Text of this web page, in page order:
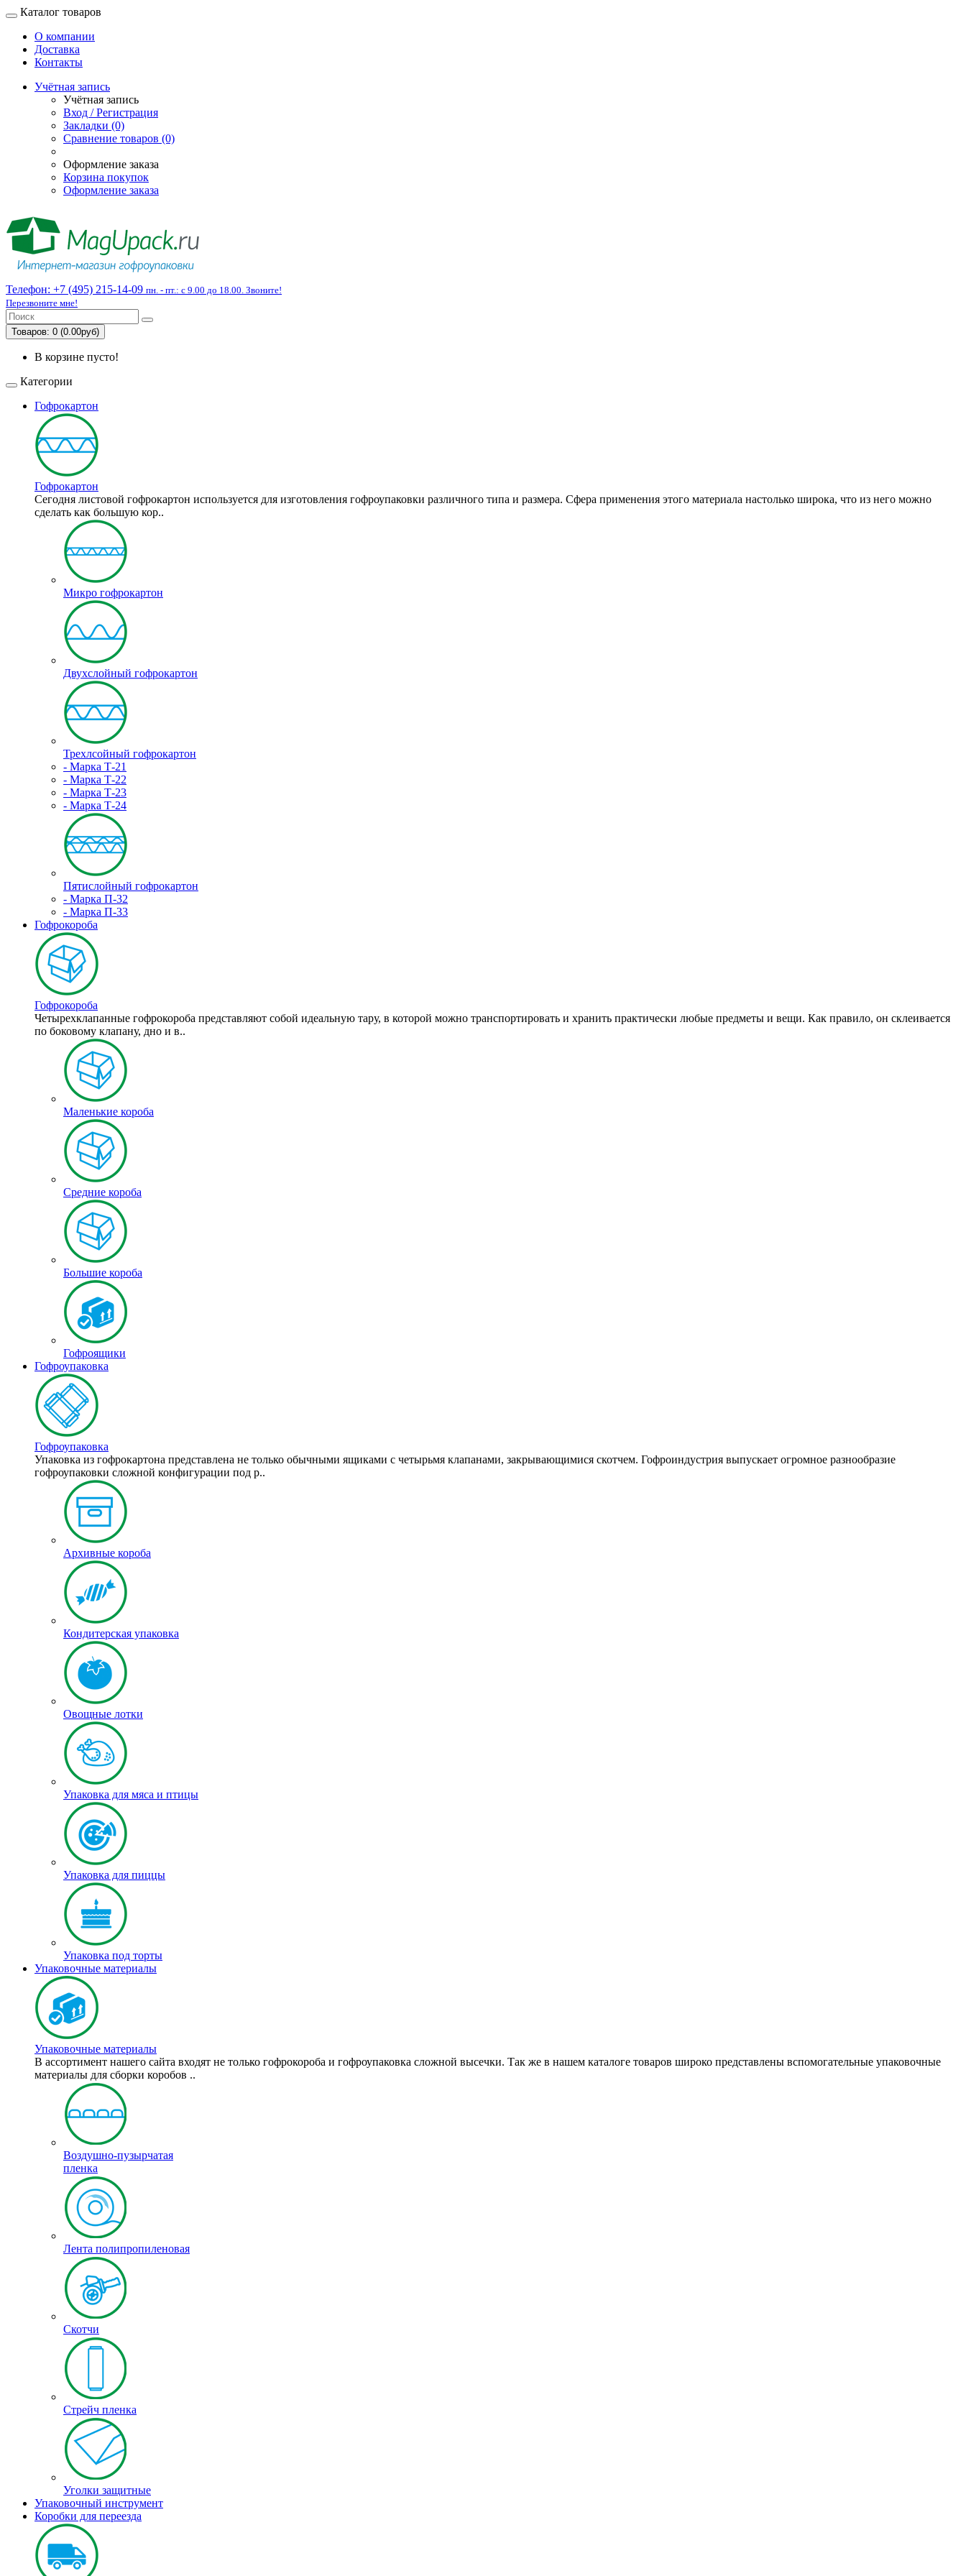
Каталог товаров
О компании
Доставка
Контакты
Учётная запись
Учётная запись
Вход / Регистрация
Закладки (0)
Сравнение товаров (0)
Оформление заказа
Корзина покупок
Оформление заказа
Телефон: +7 (495) 215-14-09 пн. - пт.: с 9.00 до 18.00. Звоните!
Перезвоните мне!
Товаров: 0 (0.00руб)
В корзине пусто!
Категории
Гофрокартон
Гофрокартон
Сегодня листовой гофрокартон используется для изготовления гофроупаковки различного типа и размера. Сфера применения этого материала настолько широка, что из него можно
сделать как большую кор..
Микро гофрокартон
Двухслойный гофрокартон
Трехлсойный гофрокартон
- Марка Т-21
- Марка Т-22
- Марка Т-23
- Марка Т-24
Пятислойный гофрокартон
- Марка П-32
- Марка П-33
Гофрокороба
Гофрокороба
Четырехклапанные гофрокороба представляют собой идеальную тару, в которой можно транспортировать и хранить практически любые предметы и вещи. Как правило, он склеивается
по боковому клапану, дно и в..
Маленькие короба
Средние короба
Большие короба
Гофроящики
Гофроупаковка
Гофроупаковка
Упаковка из гофрокартона представлена не только обычными ящиками с четырьмя клапанами, закрывающимися скотчем. Гофроиндустрия выпускает огромное разнообразие
гофроупаковки сложной конфигурации под р..
Архивные короба
Кондитерская упаковка
Овощные лотки
Упаковка для мяса и птицы
Упаковка для пиццы
Упаковка под торты
Упаковочные материалы
Упаковочные материалы
В ассортимент нашего сайта входят не только гофрокороба и гофроупаковка сложной высечки. Так же в нашем каталоге товаров широко представлены вспомогательные упаковочные
материалы для сборки коробов ..
Воздушно-пузырчатая
пленка
Лента полипропиленовая
Скотчи
Стрейч пленка
Уголки защитные
Упаковочный инструмент
Коробки для переезда